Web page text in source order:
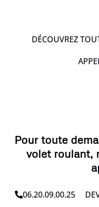
DÉCOUVREZ
Pour toute
volet roulant,
06.20.09.00.25